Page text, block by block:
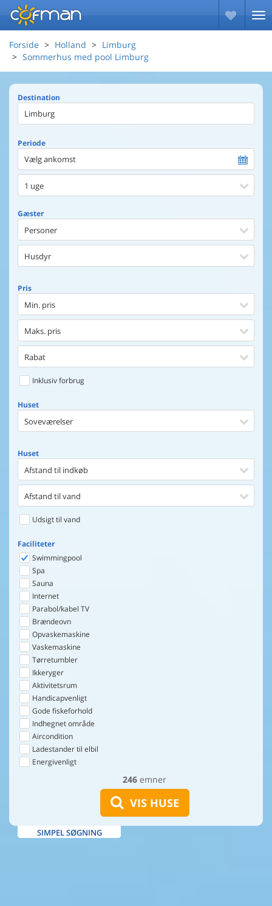
Forside Holland
Limburg
Sommerhus med pool Limburg
Destination
Periode
Vælg ankomst
1 uge
Gæster
Personer
Husdyr
Pris
Min. pris
Maks. pris
Rabat
Inklusiv forbrug
Huset
Soveværelser
246 emner
VIS HUSE
Huset
Afstand til indkøb
Afstand til vand
Udsigt til vand
Faciliteter
Swimmingpool
Spa
Sauna
Internet
Parabol/kabel TV
Brændeovn
Opvaskemaskine
Vaskemaskine
Tørretumbler
Ikkeryger
Aktivitetsrum
Handicapvenligt
Gode fiskeforhold
Indhegnet område
Aircondition
Ladestander til elbil
Energivenligt
SIMPEL SØGNING